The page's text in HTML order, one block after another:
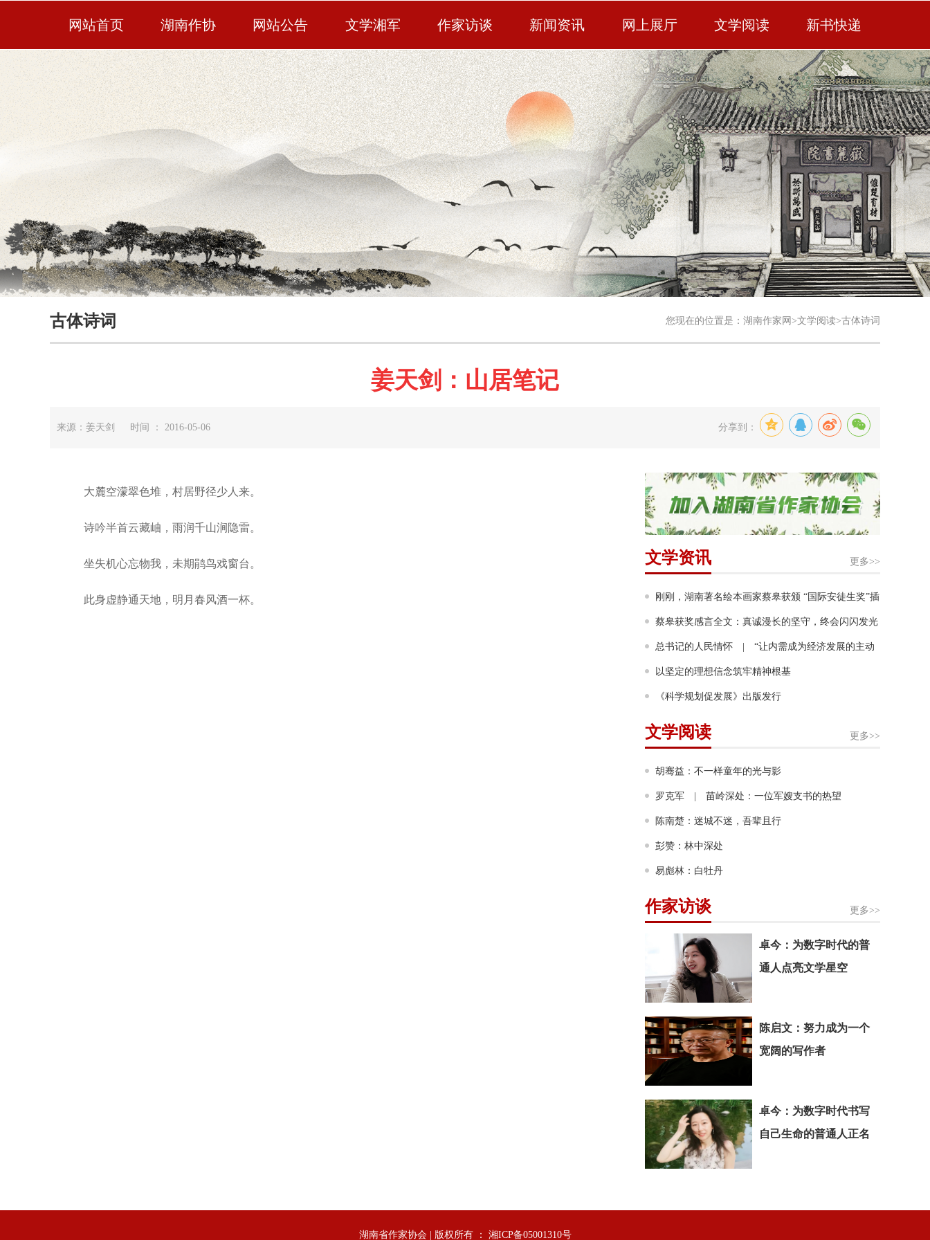
网站首页 湖南作协 网站公告 文学湘军 作家访谈 新闻资讯 网上展厅 文学阅读 新书快递
古体诗词 您现在的位置是： 湖南作家网 >文学阅读>古体诗词
姜天剑：山居笔记
来源：姜天剑 时间 ： 2016-05-06 分享到：
大麓空濛翠色堆，村居野径少人来。
诗吟半首云藏岫，雨润千山涧隐雷。
坐失机心忘物我，未期鹃鸟戏窗台。
此身虚静通天地，明月春风酒一杯。
更多>>
文学资讯
刚刚，湖南著名绘本画家蔡皋获颁 “国际安徒生奖”插
画家奖！成为该奖项设立60年来首位获奖的中国画家
蔡皋获奖感言全文：真诚漫长的坚守，终会闪闪发光
总书记的人民情怀 | “让内需成为经济发展的主动
力”
以坚定的理想信念筑牢精神根基
《科学规划促发展》出版发行
更多>>
文学阅读
胡骞益：不一样童年的光与影
罗克军 | 苗岭深处：一位军嫂支书的热望
陈南楚：迷城不迷，吾辈且行
彭赞：林中深处
易彪林：白牡丹
更多>>
作家访谈
卓今：为数字时代的普
通人点亮文学星空
陈启文：努力成为一个
宽阔的写作者
卓今：为数字时代书写
自己生命的普通人正名
湖南省作家协会 | 版权所有 ： 湘ICP备05001310号